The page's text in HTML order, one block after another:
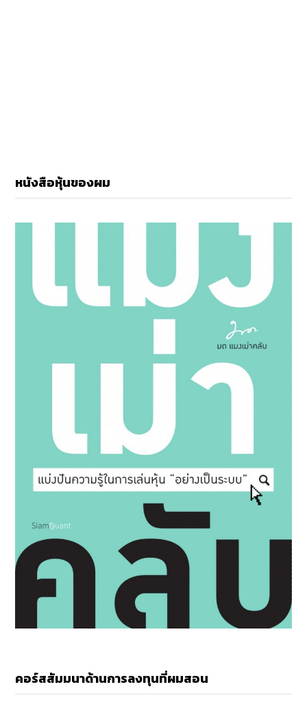
หนังสือหุ้นของผม
คอร์สสัมมนาด้านการลงทุนที่ผมสอน